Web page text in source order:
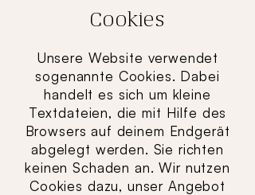
Cookies
Unsere Website verwendet
sogenannte Cookies. Dabei
handelt es sich um kleine
Textdateien, die mit Hilfe des
Browsers auf deinem Endgerät
abgelegt werden. Sie richten
keinen Schaden an. Wir nutzen
Cookies dazu, unser Angebot